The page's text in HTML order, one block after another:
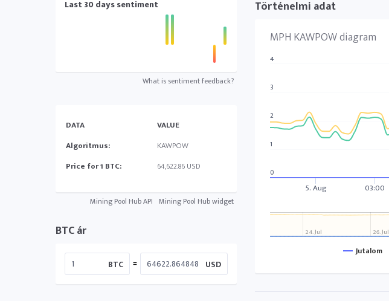
Last 30 days sentiment
What is sentiment feedback?
DATA
VALUE
Algoritmus:
KAWPOW
Price for 1 BTC:
64,622.86 USD
Mining Pool Hub API Mining Pool Hub widget
BTC ár
BTC = USD
Történelmi adat
MPH KAWPOW diagram
Jutalom
5. Aug 03:00
24. Jul 26. Jul
0
1
2
3
4